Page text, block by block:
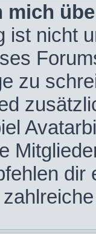
mich
ist nicht
zu